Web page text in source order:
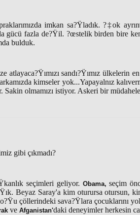
imkan sa?Ÿladık. ?‡ok
gücü fazla de?Ÿil. ?œstelik birden bire
bulduk.
atlayaca?Ÿımızı sandı?Ÿımız ülkelerin
kimseler yok...Yapayalnız
olmamızı istiyor. Askeri bir
gibi çıkmadı?
seçimleri geliyor. Obama, seçim
Beyaz Saray'a kim oturursa otursun,
çöllerindeki sava?Ÿlara çocuklarını
ve Afganistan'daki deneyimlerherkesin